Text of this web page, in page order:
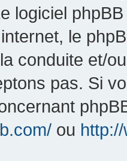
logiciel
le
conduite et/
pas. Si
ou